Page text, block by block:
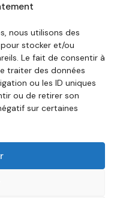
nous utilisons des
stocker et/ou
Le fait de consentir à
traiter des données
ou les ID uniques
ou de retirer son
sur certaines
sur plusieurs
de points
:
sur
en